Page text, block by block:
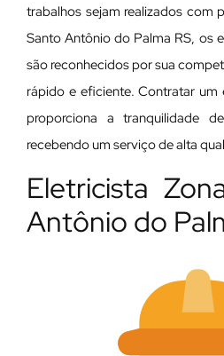
trabalhos sejam realizados com
Santo Antônio do Palma RS, os
são reconhecidos por sua
rápido e eficiente. Contratar um
proporciona a tranquilidade
recebendo um serviço de alta
Eletricista
Antônio do